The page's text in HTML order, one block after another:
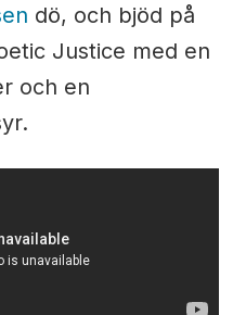
dö, och bjöd på
Justice med en
och en